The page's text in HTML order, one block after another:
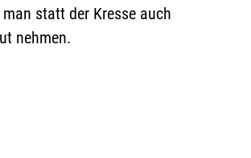
statt der Kresse auch
nehmen.